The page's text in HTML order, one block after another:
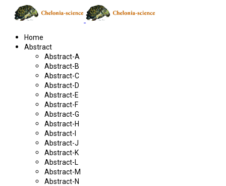
Home
Abstract
Abstract-A
Abstract-B
Abstract-C
Abstract-D
Abstract-E
Abstract-F
Abstract-G
Abstract-H
Abstract-I
Abstract-J
Abstract-K
Abstract-L
Abstract-M
Abstract-N